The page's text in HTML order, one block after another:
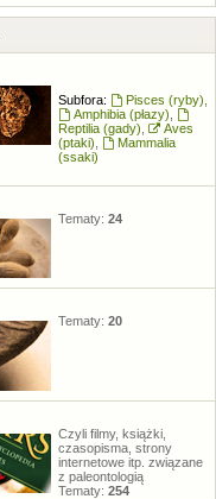
Subfora: Pisces (ryby)
Amphibia (płazy)
Reptilia (gady)
Aves
(ptaki)
Mammalia
(ssaki)
Tematy: 24
Tematy: 20
Czyli filmy, książki,
czasopisma, strony
internetowe itp. związane
z paleontologią
Tematy: 254